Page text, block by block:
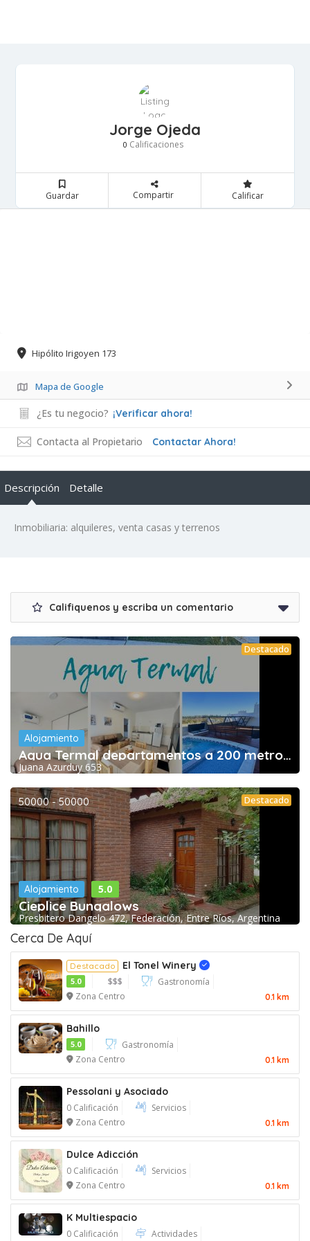
Jorge Ojeda
0 Calificaciones
Guardar Compartir Calificar
Hipólito Irigoyen 173
Mapa de Google
¿Es tu negocio? ¡Verificar ahora!
Contacta al Propietario Contactar Ahora!
Descripción Detalle
Inmobiliaria: alquileres, venta casas y terrenos
Califiquenos y escriba un comentario
Destacado
Alojamiento
Agua Termal departamentos a 200 metros de las
Juana Azurduy 653
50000 - 50000 Destacado
Alojamiento 5.0
Cieplice Bungalows
Presbitero Dangelo 472, Federación, Entre Ríos, Argentina
Cerca De Aquí
Destacado
Destacado El Tonel Winery
5.0 $$$
Gastronomía
Zona Centro
0.1 km
Bahillo
5.0
Gastronomía
Zona Centro
0.1 km
Pessolani y Asociado
0 Calificación
Servicios
Zona Centro
0.1 km
Dulce Adicción
0 Calificación
Servicios
Zona Centro
0.1 km
K Multiespacio
0 Calificación Actividades